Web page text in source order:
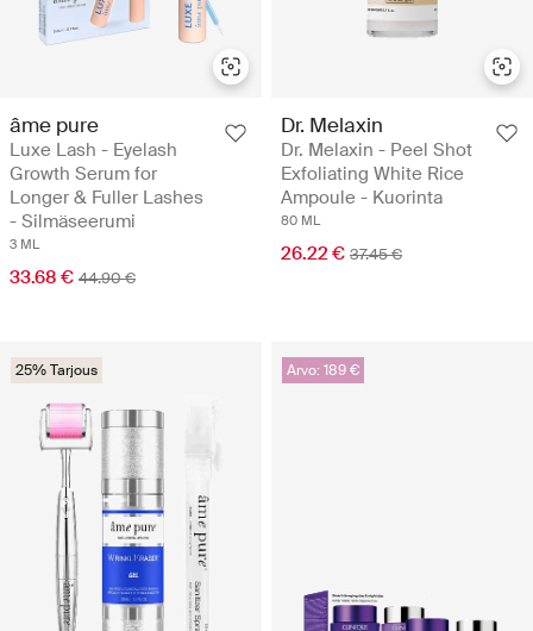
âme pure
Luxe Lash - Eyelash
Growth Serum for
Longer & Fuller Lashes
- Silmäseerumi
3 ML
33.68 € 44.90 €
Dr. Melaxin
Dr. Melaxin - Peel Shot
Exfoliating White Rice
Ampoule - Kuorinta
80 ML
26.22 € 37.45 €
25% Tarjous Arvo: 189 €